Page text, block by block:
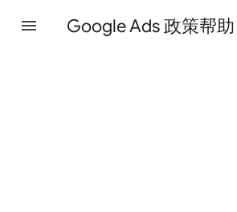
Google Ads 政策帮助